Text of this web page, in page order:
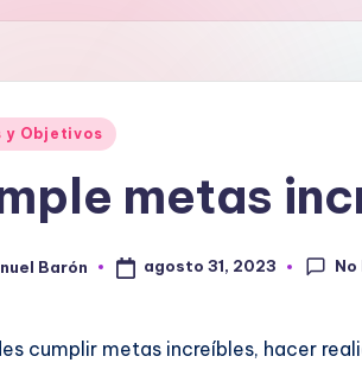
y Objetivos
metas
Barón agosto 31, 2023
cumplir metas increíbles, hacer